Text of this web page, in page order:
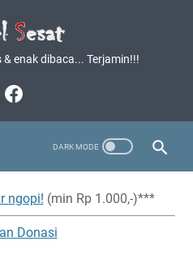
enak dibaca... Terjamin!!!
ngopi! (min Rp 1.000,-)***
Donasi